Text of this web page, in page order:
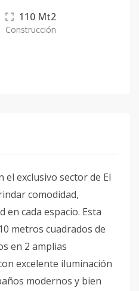
110 Mt2
Construcción
exclusivo sector de El
comodidad,
en cada espacio. Esta
metros cuadrados de
en 2 amplias
excelente iluminación
modernos y bien